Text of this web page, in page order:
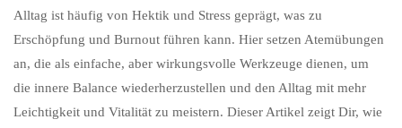
Alltag ist häufig von Hektik und Stress geprägt, was zu
Erschöpfung und Burnout führen kann. Hier setzen Atemübungen
an, die als einfache, aber wirkungsvolle Werkzeuge dienen, um
die innere Balance wiederherzustellen und den Alltag mit mehr
Leichtigkeit und Vitalität zu meistern. Dieser Artikel zeigt Dir, wie